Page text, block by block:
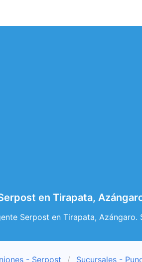
en Tirapata,
Serpost en Tirapata,
- Serpost Sucursales -